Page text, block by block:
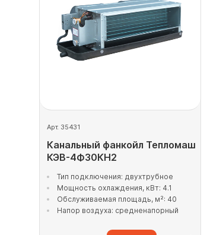
Арт. 35431
Канальный фанкойл Тепломаш
КЭВ-4Ф30КН2
Тип подключения: двухтрубное
Мощность охлаждения, кВт: 4.1
Обслуживаемая площадь, м²: 40
Напор воздуха: средненапорный